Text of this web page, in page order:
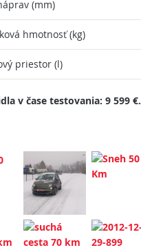
(mm)
hmotnosť (kg)
priestor (l)
v čase testovania: 9 599 €.